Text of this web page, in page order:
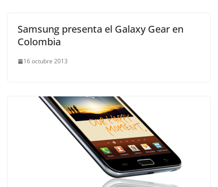
Samsung presenta el Galaxy Gear en
Colombia
16 octubre 2013